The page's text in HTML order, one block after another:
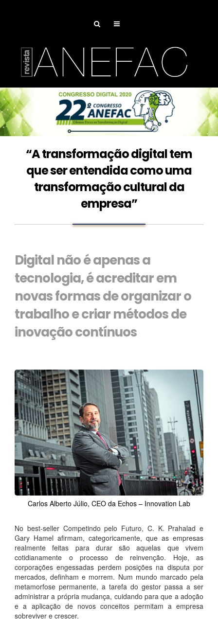
“A transformação digital tem
que ser entendida como uma
transformação cultural da
empresa”
Digital não é apenas a
tecnologia, é acreditar em
novas formas de organizar o
trabalho e criar métodos de
inovação contínuos
Carlos Alberto Júlio, CEO da Echos – Innovation Lab
No best-seller Competindo pelo Futuro, C. K. Prahalad e
Gary Hamel afirmam, categoricamente, que as empresas
realmente feitas para durar são aquelas que vivem
cotidianamente o processo de reinvenção. Hoje, as
corporações engessadas perdem posições na disputa por
mercados, definham e morrem. Num mundo marcado pela
metamorfose permanente, a tarefa do gestor passa a ser
administrar a própria mudança, cuidando para que a adoção
e a aplicação de novos conceitos permitam a empresa
sobreviver e crescer.